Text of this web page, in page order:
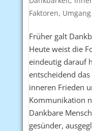
Faktoren,
Früher galt
Heute weist die
eindeutig darauf
entscheidend
inneren Frieden
Kommunikation
Dankbare
gesünder,